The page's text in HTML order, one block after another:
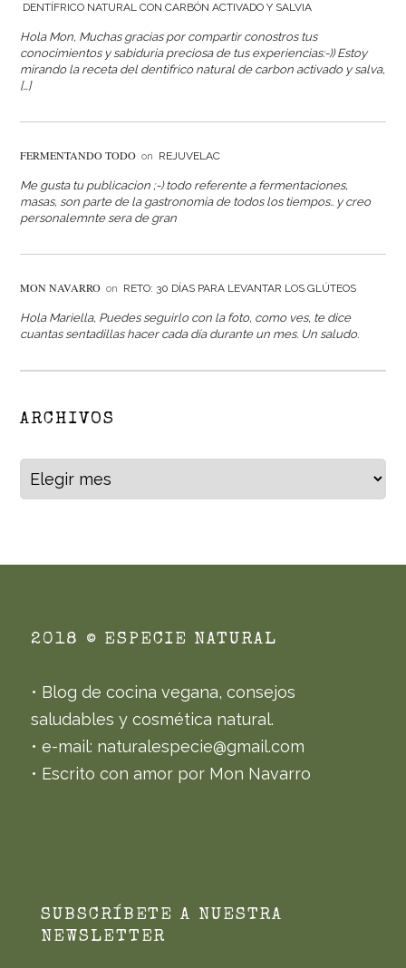
DENTÍFRICO NATURAL CON CARBÓN ACTIVADO Y SALVIA
Hola Mon, Muchas gracias por compartir conostros tus
conocimientos y sabiduria preciosa de tus experiencias:-)) Estoy
mirando la receta del dentifrico natural de carbon activado y salva,
[…]
FERMENTANDO TODO on REJUVELAC
Me gusta tu publicacion ;-) todo referente a fermentaciones,
masas, son parte de la gastronomia de todos los tiempos.. y creo
personalemnte sera de gran
MON NAVARRO on RETO: 30 DÍAS PARA LEVANTAR LOS GLÚTEOS
Hola Mariella, Puedes seguirlo con la foto, como ves, te dice
cuantas sentadillas hacer cada día durante un mes. Un saludo.
ARCHIVOS
Archivos
2018 © ESPECIE NATURAL
• Blog de cocina vegana, consejos
saludables y cosmética natural.
• e-mail: naturalespecie@gmail.com
• Escrito con amor por Mon Navarro
SUBSCRÍBETE A NUESTRA
NEWSLETTER